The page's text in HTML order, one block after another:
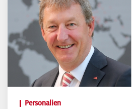
Personalien